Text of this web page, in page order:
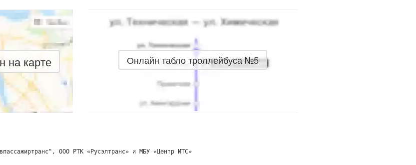
на карте Онлайн табло троллейбуса №5
ООО РТК «Русэлтранс» и МБУ «Центр ИТС»